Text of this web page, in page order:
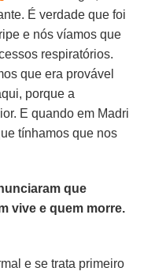
É verdade que foi
e nós víamos que
respiratórios.
que era provável
porque a
E quando em Madri
tínhamos que nos
que
vive e quem morre.
e se trata primeiro